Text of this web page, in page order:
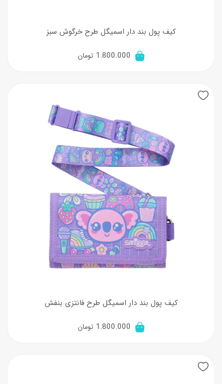
کیف پول بند دار اسمیگل طرح خرگوش سبز
1.800.000 تومان
کیف پول بند دار اسمیگل طرح فانتزی بنفش
1.800.000 تومان